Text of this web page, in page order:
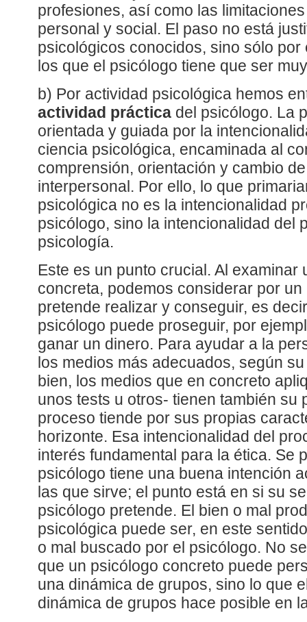
profesiones, así como las
personal y social. El paso no está
psicológicos conocidos, sino sólo
los que el psicólogo tiene que ser
b) Por actividad psicológica hemos
actividad práctica del psicólogo. La
orientada y guiada por la
ciencia psicológica, encaminada al
comprensión, orientación y cambio
interpersonal. Por ello, lo que
psicológica no es la intencionalidad
psicólogo, sino la intencionalidad del
psicología.
Este es un punto crucial. Al examinar
concreta, podemos considerar por
pretende realizar y conseguir, es
psicólogo puede proseguir, por
ganar un dinero. Para ayudar a la
los medios más adecuados, según
bien, los medios que en concreto
unos tests u otros- tienen también su
proceso tiende por sus propias
horizonte. Esa intencionalidad del
interés fundamental para la ética. Se
psicólogo tiene una buena intención
las que sirve; el punto está en si su
psicólogo pretende. El bien o mal
psicológica puede ser, en este
o mal buscado por el psicólogo. No
que un psicólogo concreto puede
una dinámica de grupos, sino lo que
dinámica de grupos hace posible en